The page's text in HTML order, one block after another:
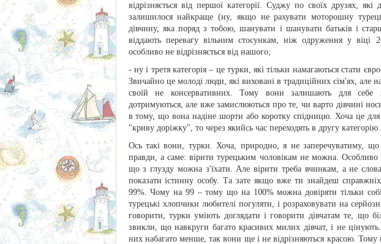
відрізняється від першої категорії. Суджу по своїх друзях,
залишилося найкраще (ну, якщо не рахувати моторошну
дівчину, яка поряд з тобою, шанувати і шанувати батьків і
віддають перевагу вільним стосункам, ніж одруження у
особливо не відрізняється від нашого;
- ну і третя категорія – це турки, які тільки намагаються стати
Звичайно це молоді люди, які виховані в традиційних сім'ях, але
своїй не консервативних. Тому вони залишають для себе
дотримуються, але вже замислюються про те, чи варто дівчині
в тому, що вона надіне шорти або коротку спідницю. Хоча це
"криву доріжку", то через якийсь час переходять в другу категорію.
Ось такі вони, турки. Хоча, природно, я не заперечуватиму,
правди, а саме: вірити турецьким чоловікам не можна.
що з глузду можна з'їхати. Але вірити треба вчинкам, а не
показати істинну особу. Та зате якщо вже ти знайдеш
99%. Чому на 99 – тому що на 100% можна довіряти тільки
турецькі хлопчики любителі погуляти, і розраховувати на
говорити, турки уміють доглядати і говорити дівчатам те, що
звикли, що навкруги багато красивих милих дівчат, і не
них набагато менше, так вони ще і не відрізняються красою. Тому